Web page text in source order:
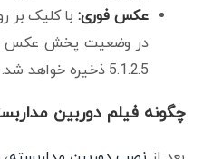
عکس فوری: با کلیک بر
5.1.2.5 ذخیره خواهد شد.
چگونه فیلم دوربین